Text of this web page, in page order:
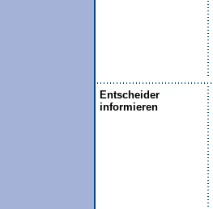
Entscheider
informieren